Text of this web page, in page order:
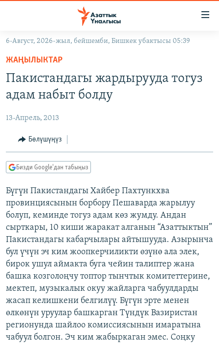
Навигацияга
өтүңүз
Издөөгө
салыңыз
ЭКОНОМИКА
МАДАНИЯТ
БОРБОР АЗИЯ
АТАЙЫН ИЛИКТӨӨ
ТВ ПРОГРАММАЛАР
ЭКСПЕРТТЕР ТАЛДАЙТ
БИЗ ЖАНА ДҮЙНӨ
ЭЖЕ-СИҢДИЛЕР
АЗАТТЫК+
ЫҢГАЙСЫЗ СУРООЛОР
ӨЗГӨЧӨ ПИКИР
Русский
ОНЛАЙН ШЕРИНЕ
ЭЕ/АРнун бардык сайттары
6-Август, 2026-жыл, бейшемби, Бишкек убактысы 05:39
ЖАҢЫЛЫКТАР
Пакистандагы жардырууда тогуз
адам набыт болду
13-Апрель, 2013
Бөлүшүңүз
Бизди Google'дан табыңыз
Бүгүн Пакистандагы Хайбер Пахтункхва
провинциясынын борбору Пешаварда жарылуу
болуп, кеминде тогуз адам көз жумду. Андан
сырткары, 10 киши жаракат алганын “Азаттыктын”
Пакистандагы кабарчылары айтышууда. Азырынча
бул үчүн эч ким жоопкерчиликти өзүнө ала элек,
бирок ушул аймакта буга чейин талиптер жана
башка козголоңчу топтор тынчтык комитеттерине,
мектеп, музыкалык окуу жайларга чабуулдарды
жасап келишкени белгилүү. Бүгүн эрте менен
өлкөнүн уруулар башкарган Түндүк Вазиристан
регионунда шайлоо комиссиясынын имаратына
чабуул болгон. Эч ким жабыркаган эмес. Соңку